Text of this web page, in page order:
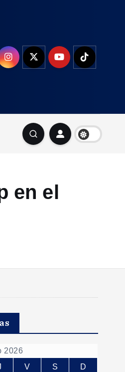
en el
2026
V S D